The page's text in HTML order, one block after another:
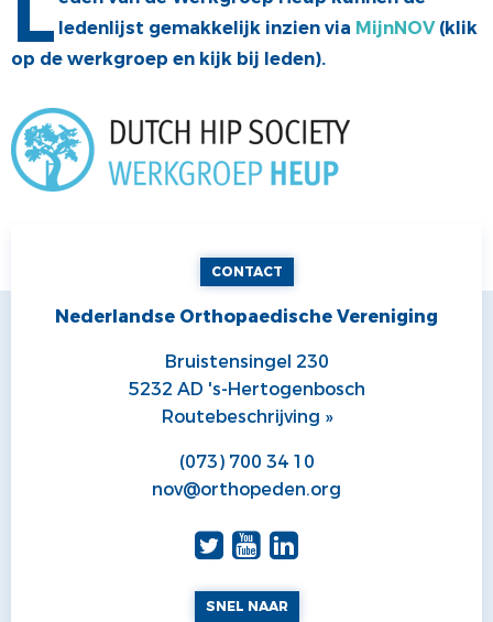
ALV
PRIJZEN EN LEZINGEN
STATUTEN EN REGLEMENTEN
VACATUREBANK
PERSCONTACT
PATIËNTENVOORLICHTING
MEDISCHE INDUSTRIE
ledenlijst gemakkelijk inzien via MijnNOV(klik
op de werkgroep en kijk bij leden).
CONTACT
Nederlandse Orthopaedische Vereniging
Bruistensingel 230
5232 AD 's-Hertogenbosch
Routebeschrijving »
(073) 700 34 10
nov@orthopeden.org
SNEL NAAR